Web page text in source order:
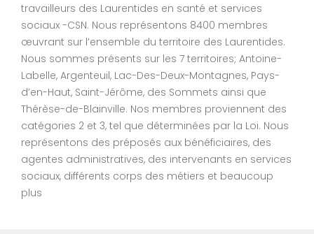
travailleurs des Laurentides en santé et services
sociaux -CSN. Nous représentons 8400 membres
œuvrant sur l’ensemble du territoire des Laurentides.
Nous sommes présents sur les 7 territoires; Antoine-
Labelle, Argenteuil, Lac-Des-Deux-Montagnes, Pays-
d’en-Haut, Saint-Jérôme, des Sommets ainsi que
Thérèse-de-Blainville. Nos membres proviennent des
catégories 2 et 3, tel que déterminées par la Loi. Nous
représentons des préposés aux bénéficiaires, des
agentes administratives, des intervenants en services
sociaux, différents corps des métiers et beaucoup
plus